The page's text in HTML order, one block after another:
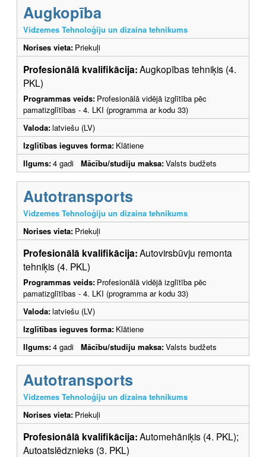
Augkopība
Vidzemes Tehnoloģiju un dizaina tehnikums
Norises vieta: Priekuļi
Profesionālā kvalifikācija:Augkopības tehniķis (4.
PKL)
Programmas veids: Profesionālā vidējā izglītība pēc
pamatizglītības - 4. LKI (programma ar kodu 33)
Valoda:latviešu (LV)
Izglītības ieguves forma: Klātiene
Ilgums:4 gadi Mācību/studiju maksa:Valsts budžets
Autotransports
Vidzemes Tehnoloģiju un dizaina tehnikums
Norises vieta: Priekuļi
Profesionālā kvalifikācija:Autovirsbūvju remonta
tehniķis (4. PKL)
Programmas veids: Profesionālā vidējā izglītība pēc
pamatizglītības - 4. LKI (programma ar kodu 33)
Valoda:latviešu (LV)
Izglītības ieguves forma: Klātiene
Ilgums:4 gadi Mācību/studiju maksa:Valsts budžets
Autotransports
Vidzemes Tehnoloģiju un dizaina tehnikums
Norises vieta: Priekuļi
Profesionālā kvalifikācija:Automehāniķis (4. PKL);
Autoatslēdznieks (3. PKL)